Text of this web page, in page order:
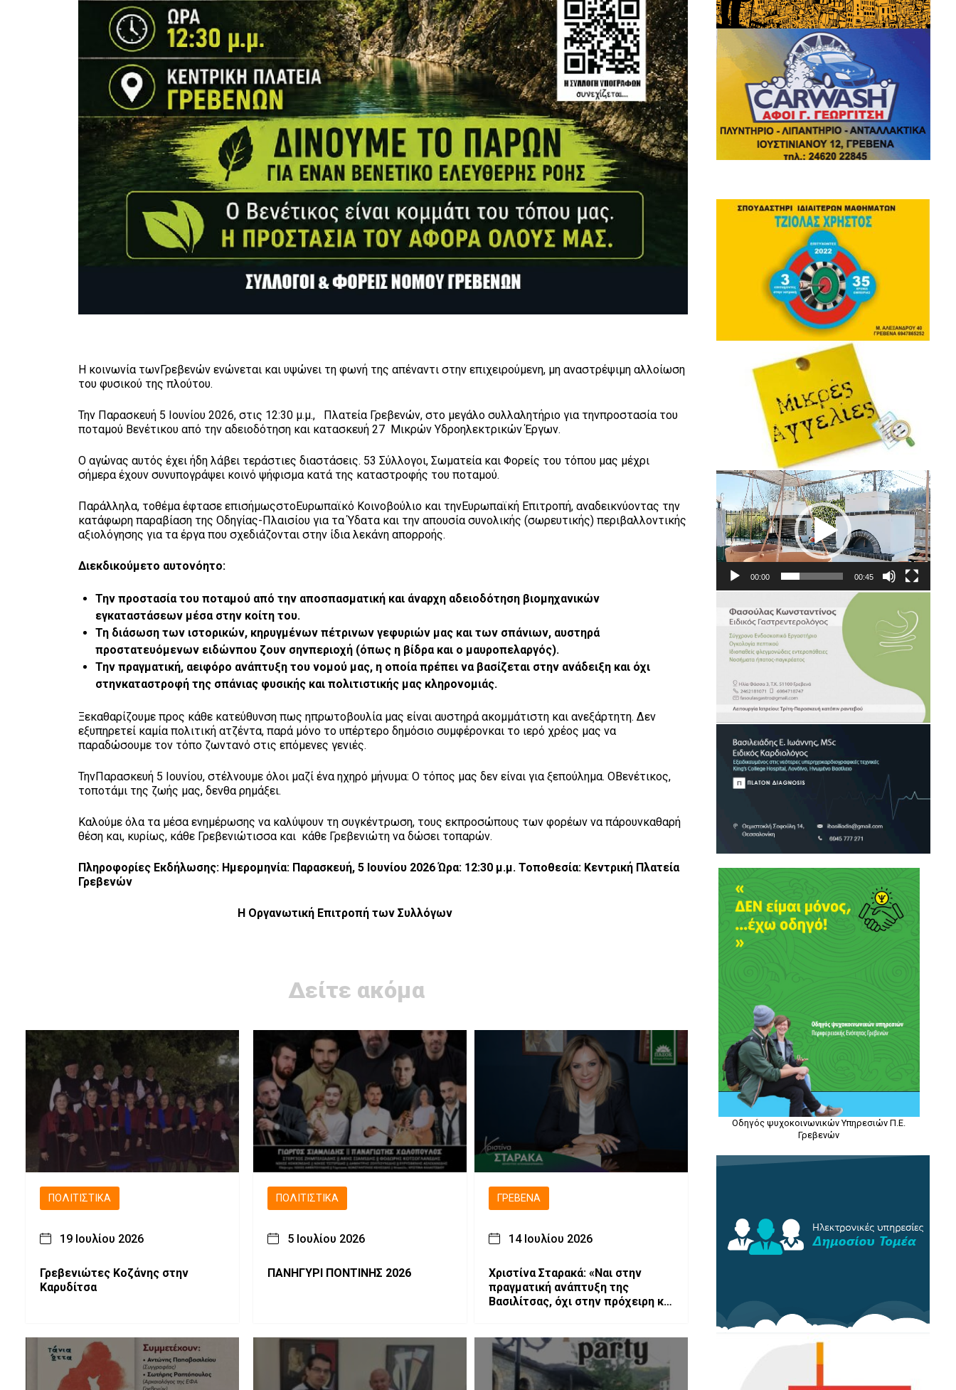
Η κοινωνία τωνΓρεβενών ενώνεται και υψώνει τη φωνή της απέναντι στην επιχειρούμενη, μη αναστρέψιμη αλλοίωση
του φυσικού της πλούτου.
Την Παρασκευή 5 Ιουνίου 2026, στις 12:30 μ.μ., Πλατεία Γρεβενών, στο μεγάλο συλλαλητήριο για τηνπροστασία του
ποταμού Βενέτικου από την αδειοδότηση και κατασκευή 27 Μικρών Υδροηλεκτρικών Έργων.
Ο αγώνας αυτός έχει ήδη λάβει τεράστιες διαστάσεις. 53 Σύλλογοι, Σωματεία και Φορείς του τόπου μας μέχρι
σήμερα έχουν συνυπογράψει κοινό ψήφισμα κατά της καταστροφής του ποταμού.
Παράλληλα, τοθέμα έφτασε επισήμωςστοΕυρωπαϊκό Κοινοβούλιο και τηνΕυρωπαϊκή Επιτροπή, αναδεικνύοντας την
κατάφωρη παραβίαση της Οδηγίας-Πλαισίου για τα Ύδατα και την απουσία συνολικής (σωρευτικής) περιβαλλοντικής
αξιολόγησης για τα έργα που σχεδιάζονται στην ίδια λεκάνη απορροής.
Διεκδικούμετο αυτονόητο:
Την προστασίατουποταμού απότην αποσπασματική και άναρχη αδειοδότηση βιομηχανικών
εγκαταστάσεων μέσα στην κοίτη του.
Τη διάσωση των ιστορικών, κηρυγμένων πέτρινων γεφυριών μας καιτων σπάνιων, αυστηρά
προστατευόμενων ειδώνπου ζουν σηνπεριοχή (όπως η βίδρα και ο μαυροπελαργός).
Την πραγματική, αειφόρο ανάπτυξη τουνομού μας, η οποίαπρέπεινα βασίζεται στην ανάδειξη και όχι
στηνκαταστροφήτης σπάνιας φυσικής καιπολιτιστικής μας κληρονομιάς.
Ξεκαθαρίζουμε προς κάθε κατεύθυνση πως ηπρωτοβουλία μας είναι αυστηρά ακομμάτιστη και ανεξάρτητη. Δεν
εξυπηρετεί καμία πολιτική ατζέντα, παρά μόνο το υπέρτερο δημόσιο συμφέρονκαι το ιερό χρέος μας να
παραδώσουμε τον τόπο ζωντανό στις επόμενες γενιές.
ΤηνΠαρασκευή 5 Ιουνίου, στέλνουμε όλοι μαζί ένα ηχηρό μήνυμα: Ο τόπος μας δεν είναι για ξεπούλημα. ΟΒενέτικος,
τοποτάμι της ζωής μας, δενθα ρημάξει.
Καλούμε όλα τα μέσα ενημέρωσης να καλύψουν τη συγκέντρωση, τους εκπροσώπους των φορέων να πάρουνκαθαρή
θέση και, κυρίως, κάθε Γρεβενιώτισσα και κάθε Γρεβενιώτη να δώσει τοπαρών.
Πληροφορίες Εκδήλωσης: Ημερομηνία: Παρασκευή, 5 Ιουνίου 2026 Ώρα: 12:30 μ.μ.Τοποθεσία: Κεντρική Πλατεία
Γρεβενών
Η Οργανωτική Επιτροπή των Συλλόγων
Δείτε ακόμα
ΠΟΛΙΤΙΣΤΙΚΆ
19 Ιουλίου 2026
Γρεβενιώτες Κοζάνης στην
Καρυδίτσα
ΠΟΛΙΤΙΣΤΙΚΆ
5 Ιουλίου 2026
ΠΑΝΗΓΥΡΙ ΠΟΝΤΙΝΗΣ 2026
ΓΡΕΒΕΝΆ
14 Ιουλίου 2026
Χριστίνα Σταρακά: «Ναι στην
πραγματική ανάπτυξη της
Βασιλίτσας, όχι στην πρόχειρη και
εγγυήσεις»
Πρόγραμμα
Αναπαραγωγής
Βίντεο
00:00 00:45
Οδηγός ψυχοκοινωνικών Υπηρεσιών Π.Ε.
Γρεβενών